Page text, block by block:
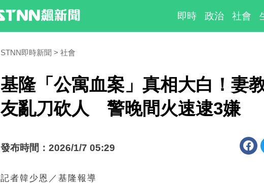
即時 政治 社會
STNN即時新聞 社會
基隆「公寓血案」真相大白！妻
友亂刀砍人 警晚間火速逮3嫌
發布時間：2026/1/7 05:29
記者韓少恩／基隆報導